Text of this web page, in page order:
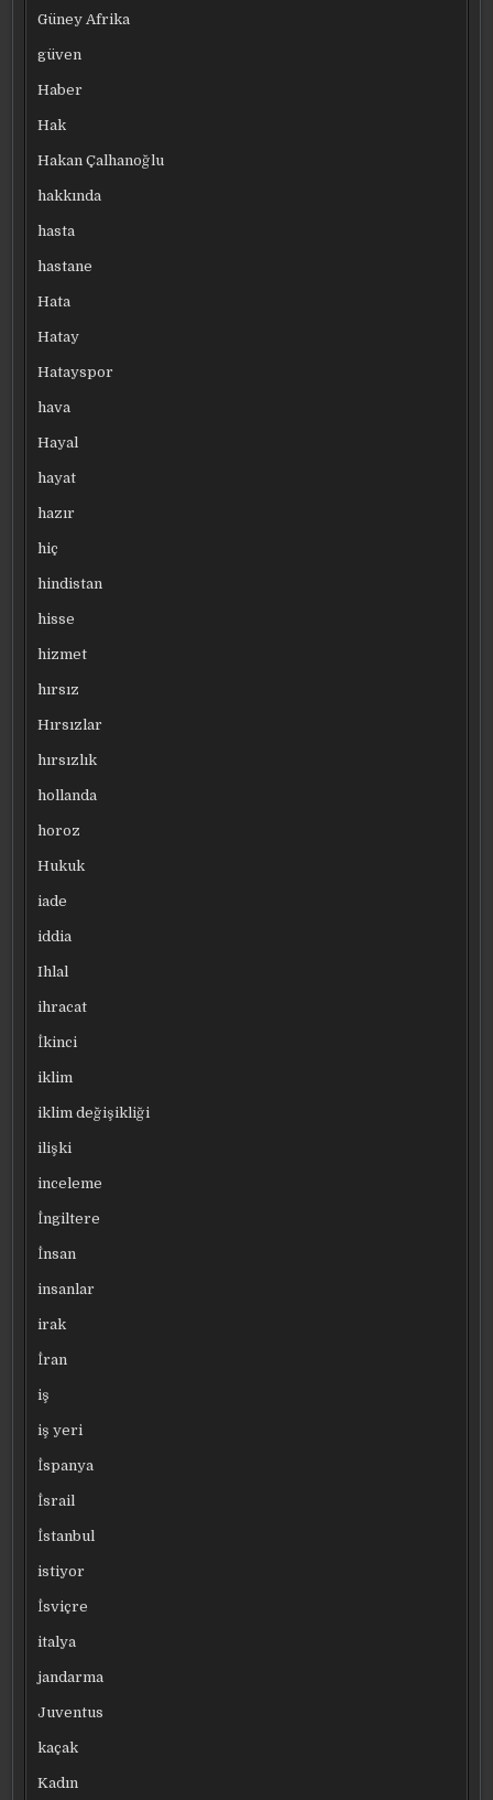
Güney Afrika
güven
Haber
Hak
Hakan Çalhanoğlu
hakkında
hasta
hastane
Hata
Hatay
Hatayspor
hava
Hayal
hayat
hazır
hiç
hindistan
hisse
hizmet
hırsız
Hırsızlar
hırsızlık
hollanda
horoz
Hukuk
iade
iddia
Ihlal
ihracat
İkinci
iklim
iklim değişikliği
ilişki
inceleme
İngiltere
İnsan
insanlar
irak
İran
iş
iş yeri
İspanya
İsrail
İstanbul
istiyor
İsviçre
italya
jandarma
Juventus
kaçak
Kadın